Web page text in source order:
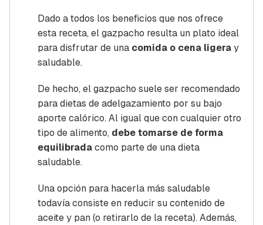
Dado a todos los beneficios que nos ofrece
esta receta, el gazpacho resulta un plato ideal
para disfrutar de una comida o cena ligeray
saludable.
De hecho, el gazpacho suele ser recomendado
para dietas de adelgazamiento por su bajo
aporte calórico. Al igual que con cualquier otro
tipo de alimento, debe tomarse de forma
equilibradacomo parte de una dieta
saludable.
Una opción para hacerla más saludable
todavía consiste en reducir su contenido de
aceite y pan (o retirarlo de la receta). Además,